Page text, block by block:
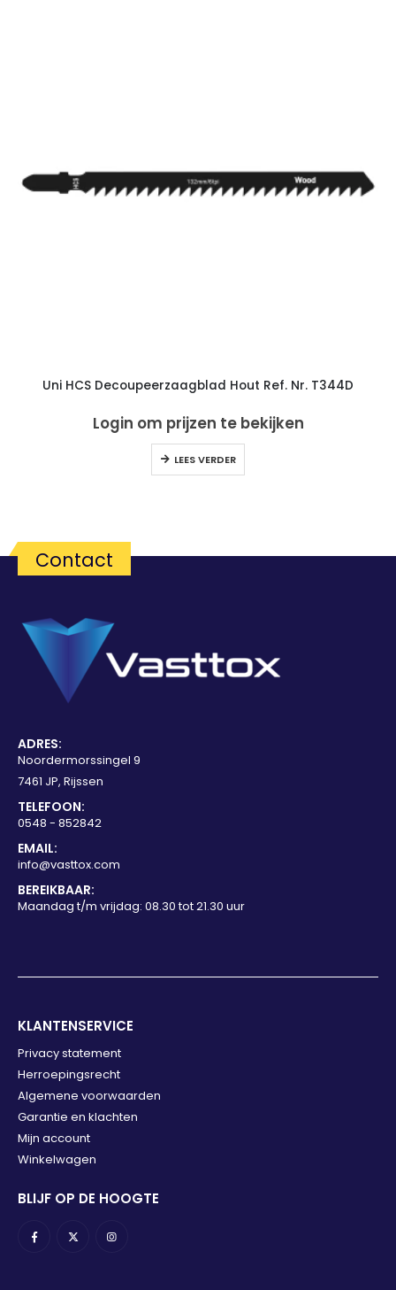
Uni HCS Decoupeerzaagblad Hout Ref. Nr. T344D
Login om prijzen te bekijken
LEES VERDER
Contact
ADRES:
Noordermorssingel 9
7461 JP, Rijssen
TELEFOON:
0548 - 852842
EMAIL:
info@vasttox.com
BEREIKBAAR:
Maandag t/m vrijdag: 08.30 tot 21.30 uur
KLANTENSERVICE
Privacy statement
Herroepingsrecht
Algemene voorwaarden
Garantie en klachten
Mijn account
Winkelwagen
BLIJF OP DE HOOGTE